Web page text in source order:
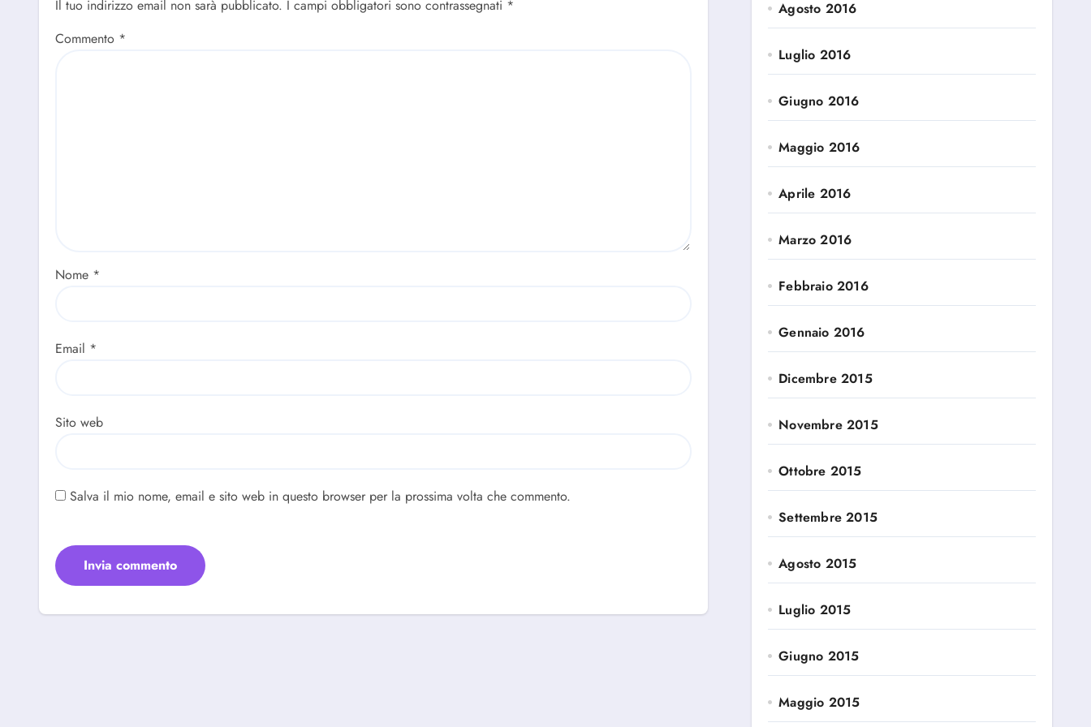
Il tuo indirizzo email non sarà pubblicato. I campi obbligatori sono contrassegnati *
Commento *
Nome *
Email *
Sito web
Salva il mio nome, email e sito web in questo browser per la prossima volta che commento.
Agosto 2016
Luglio 2016
Giugno 2016
Maggio 2016
Aprile 2016
Marzo 2016
Febbraio 2016
Gennaio 2016
Dicembre 2015
Novembre 2015
Ottobre 2015
Settembre 2015
Agosto 2015
Luglio 2015
Giugno 2015
Maggio 2015